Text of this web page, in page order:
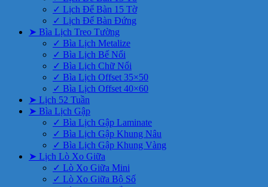
✓ Lịch Để Bàn 15 Tờ
✓ Lịch Để Bàn Đứng
➤ Bìa Lịch Treo Tường
✓ Bìa Lịch Metalize
✓ Bìa Lịch Bế Nổi
✓ Bìa Lịch Chữ Nổi
✓ Bìa Lịch Offset 35×50
✓ Bìa Lịch Offset 40×60
➤ Lịch 52 Tuần
➤ Bìa Lịch Gập
✓ Bìa Lịch Gập Laminate
✓ Bìa Lịch Gập Khung Nâu
✓ Bìa Lịch Gập Khung Vàng
➤ Lịch Lò Xo Giữa
✓ Lò Xo Giữa Mini
✓ Lò Xo Giữa Bộ Số